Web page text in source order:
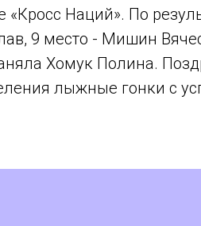
«Кросс Наций». По
9 место - Мишин
Хомук Полина.
лыжные гонки с